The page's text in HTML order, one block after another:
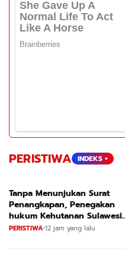
PERISTIWA INDEKS +
Tanpa Menunjukan Surat
Penangkapan, Penegakan
hukum Kehutanan Sulawesi
Selatan Culik Petani Ladah Di
PERISTIWA•12 jam yang lalu